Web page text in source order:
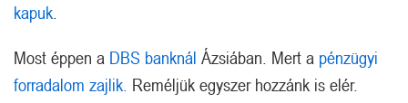
kapuk
Most éppen a DBS banknál Ázsiában. Mert a pénzügyi
forradalom zajlik. Reméljük egyszer hozzánk is elér.